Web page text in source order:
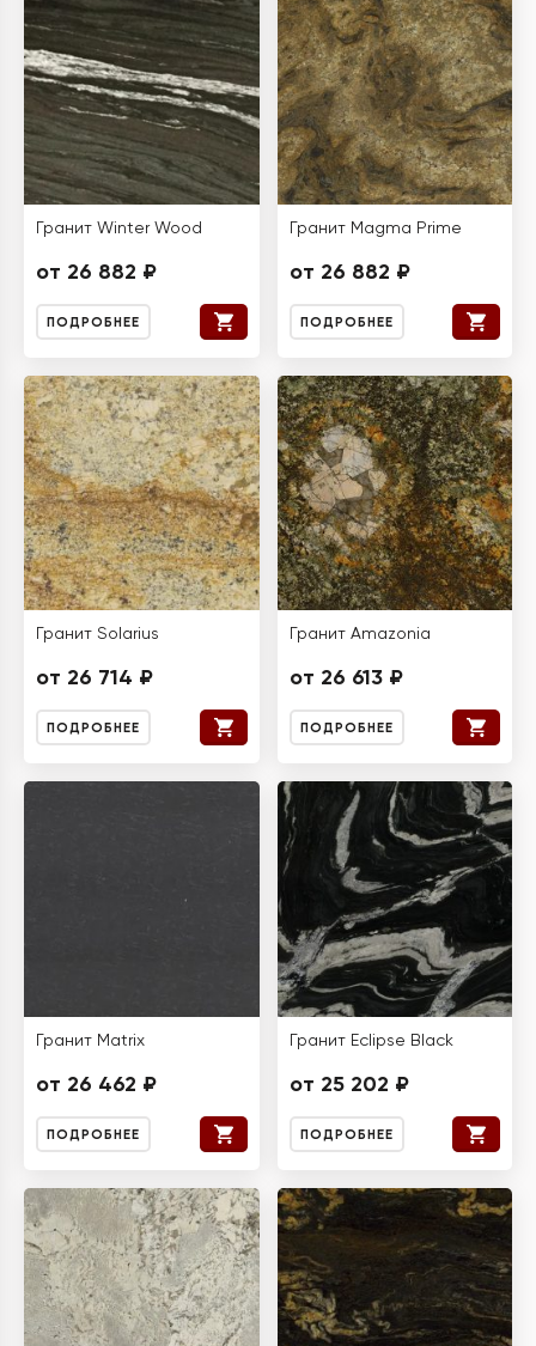
Гранит Winter Wood
от 26 882 ₽
ПОДРОБНЕЕ
Гранит Magma Prime
от 26 882 ₽
ПОДРОБНЕЕ
Гранит Solarius
от 26 714 ₽
ПОДРОБНЕЕ
Гранит Amazonia
от 26 613 ₽
ПОДРОБНЕЕ
Гранит Matrix
от 26 462 ₽
ПОДРОБНЕЕ
Гранит Eclipse Black
от 25 202 ₽
ПОДРОБНЕЕ